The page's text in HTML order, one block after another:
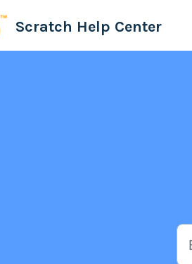
Scratch Help Center